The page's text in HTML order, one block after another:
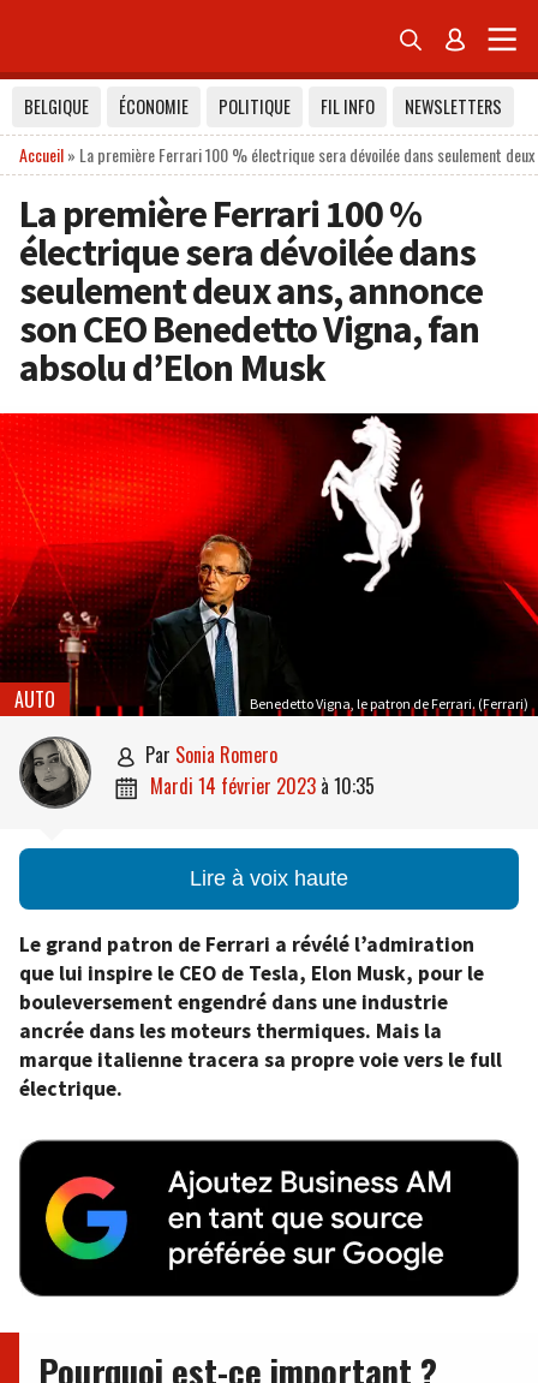
 
BELGIQUE ÉCONOMIE POLITIQUE FIL INFO
NEWSLETTERS
Accueil» La première Ferrari 100 % électrique sera dévoilée dans seulement
La première Ferrari 100 %
électrique sera dévoilée dans
seulement deux ans, annonce
son CEO Benedetto Vigna, fan
absolu d’Elon Musk
Benedetto Vigna, le patron de Ferrari. (Ferrari)
AUTO
 par Sonia Romero
 mardi 14 février 2023 à 10:35
Lire à voix haute
Le grand patron de Ferrari a révélé l’admiration
que lui inspire le CEO de Tesla, Elon Musk, pour le
bouleversement engendré dans une industrie
ancrée dans les moteurs thermiques. Mais la
marque italienne tracera sa propre voie vers le full
électrique.
Pourquoi est-ce important ?